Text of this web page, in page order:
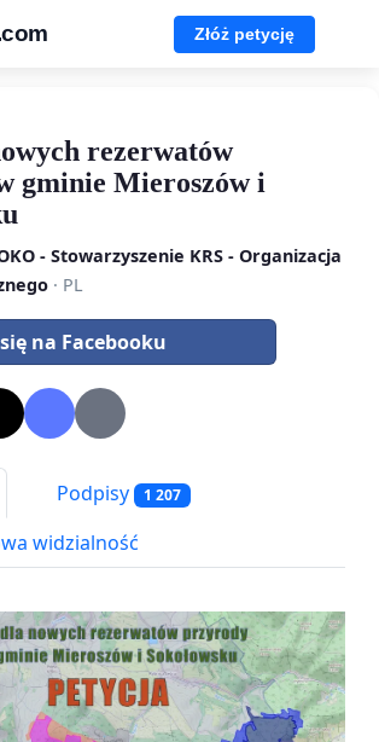
Złóż petycję
rezerwatów
gminie Mieroszów i
- Stowarzyszenie KRS - Organizacja
· PL
na Facebooku
Podpisy 1 207
widzialność